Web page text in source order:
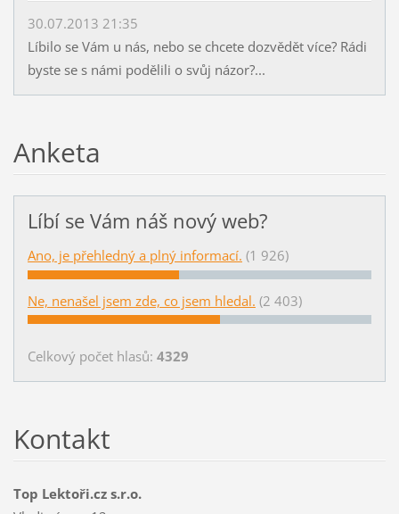
30.07.2013 21:35
Líbilo se Vám u nás, nebo se chcete dozvědět více? Rádi
byste se s námi podělili o svůj názor?...
Anketa
Líbí se Vám náš nový web?
Ano, je přehledný a plný informací. (1 926)
Ne, nenašel jsem zde, co jsem hledal. (2 403)
Celkový počet hlasů: 4329
Kontakt
Top Lektoři.cz s.r.o.